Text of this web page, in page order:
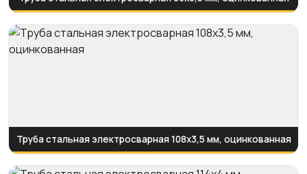
Труба стальная электросварная 108x3,5 мм, оцинкованная